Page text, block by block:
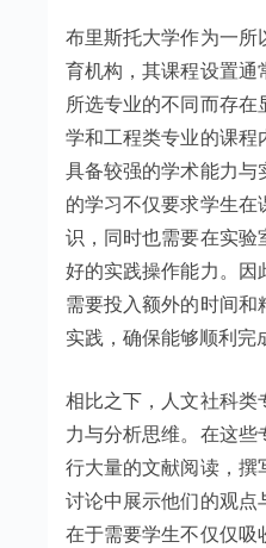
布里斯托大学作为一所
育机构，其课程设置通
所选专业的不同而存
学和工程类专业的课程
具备较强的学术能力与
的学习不仅要求学生在
识，同时也需要在实验
好的实践操作能力。因
需要投入额外的时间和
实践，确保能够顺利完
相比之下，人文社科类
力与分析思维。在这
行大量的文献阅读，撰
讨论中展示他们的观点
在于需要学生不仅仅吸